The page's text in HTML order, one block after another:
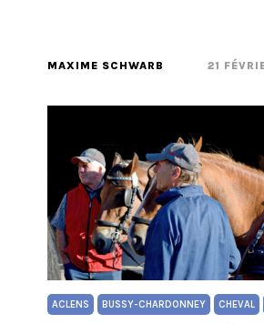
MAXIME SCHWARB 21
ACLENS BUSSY-CHARDONNEY CHEVAL